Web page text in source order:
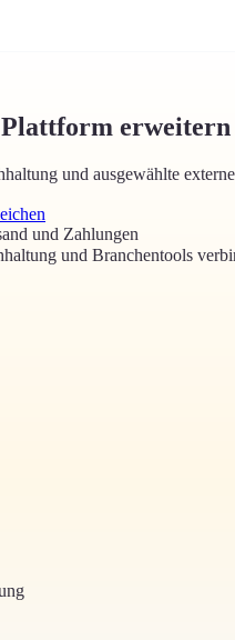
erweitern
und ausgewählte
und Zahlungen
und Branchentools